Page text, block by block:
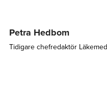
Petra Hedbom
Tidigare chefredaktör